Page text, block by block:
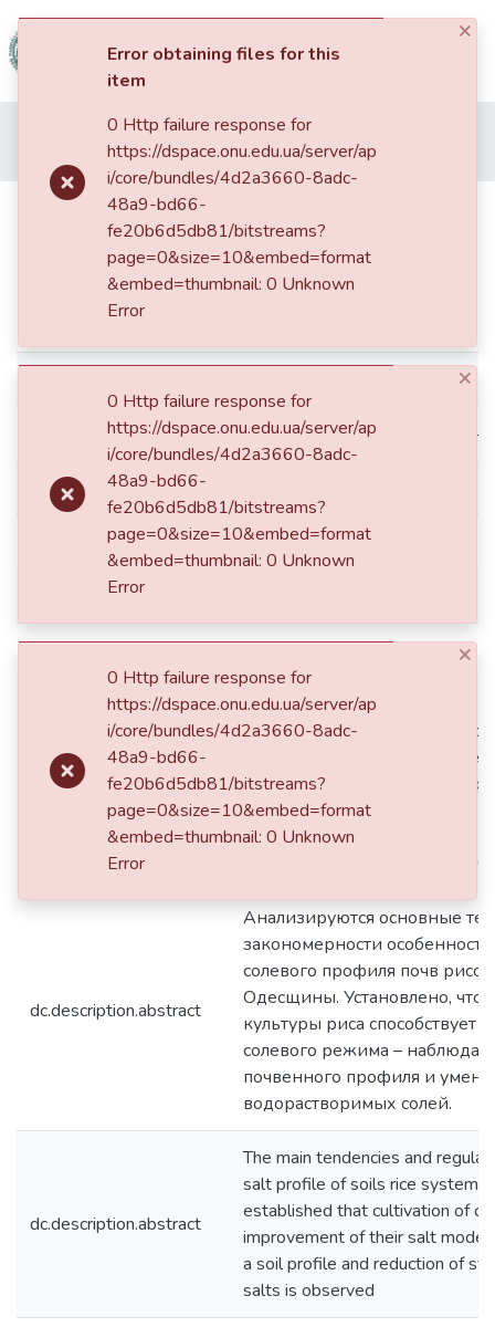
Communities
Collections
All of DSpace
03. Геолого-географічний факультет
Статті та доповіді ГГФ
Особливості засоленості грунтів
рисових систем Одещини
Тортик, Микола Йосипович
dc.contributor.author Тортик, Николай Иосифович
dc.contributor.author
dc.date.accessioned 2020-11-17T13:24:32Z
dc.date.available
dc.date.issued 2014
dc.description.abstract
Аналізуються основні
особливостей формування
ґрунтів рисових систем
що вирощування культури
поліпшенню їх сольового
спостерігається розсолення
зменшення запасів
dc.description.abstract
Анализируются основные
закономерности
солевого профиля почв
Одесщины. Установлено,
культуры риса способствует
солевого режима –
почвенного профиля и
водорастворимых солей.
dc.description.abstract
The main tendencies and
salt profile of soils rice systems
established that cultivation of
improvement of their salt mode
a soil profile and reduction of
salts is observed
×
Error obtaining files for this
item
0 Http failure response for
https://dspace.onu.edu.ua/server/ap
i/core/bundles/4d2a3660-8adc-
48a9-bd66-
fe20b6d5db81/bitstreams?
page=0&size=10&embed=format
&embed=thumbnail: 0 Unknown
Error
×
0 Http failure response for
https://dspace.onu.edu.ua/server/ap
i/core/bundles/4d2a3660-8adc-
48a9-bd66-
fe20b6d5db81/bitstreams?
page=0&size=10&embed=format
&embed=thumbnail: 0 Unknown
Error
×
0 Http failure response for
https://dspace.onu.edu.ua/server/ap
i/core/bundles/4d2a3660-8adc-
48a9-bd66-
fe20b6d5db81/bitstreams?
page=0&size=10&embed=format
&embed=thumbnail: 0 Unknown
Error